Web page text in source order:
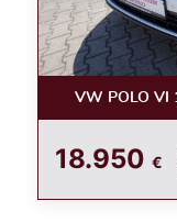
VW POLO VI
18.950 €